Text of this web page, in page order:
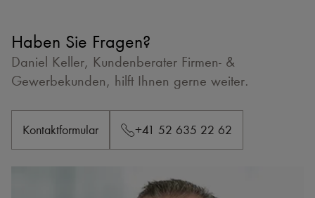
Haben Sie Fragen?
Daniel Keller, Kundenberater Firmen- &
Gewerbekunden, hilft Ihnen gerne weiter.
Kontaktformular +41 52 635 22 62